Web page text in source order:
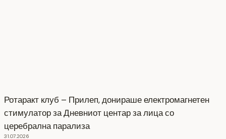
Ротаракт клуб – Прилеп, донираше електромагнетен
стимулатор за Дневниот центар за лица со
церебрална парализа
31.07.2026